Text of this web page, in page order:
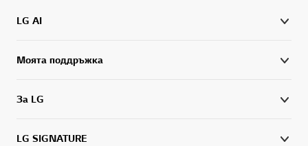
LG AI
Моята поддръжка
За LG
LG SIGNATURE